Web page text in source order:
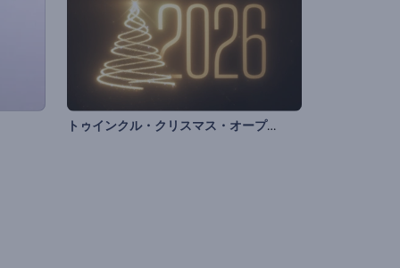
トゥインクル・クリスマス・オープニング動画